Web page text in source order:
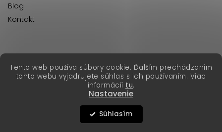
Tento web používa súbory cookie. Ďalším prechádzaním
tohto webu vyjadrujete súhlas s ich používaním. Viac
informácií tu.
Nastavenie
Súhlasím
Blog
Kontakt
Vytvoril Shoptet Premium
Copyright 2026Erika Fashion. Všetky práva vyhradené.
erikafashion.cz